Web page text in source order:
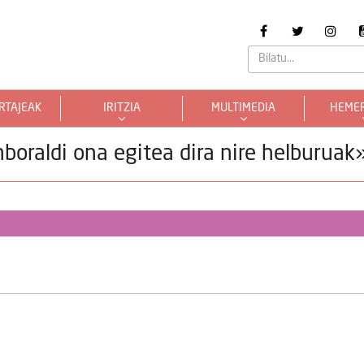
IRITZIA MULTIMEDIA
ona egitea dira nire